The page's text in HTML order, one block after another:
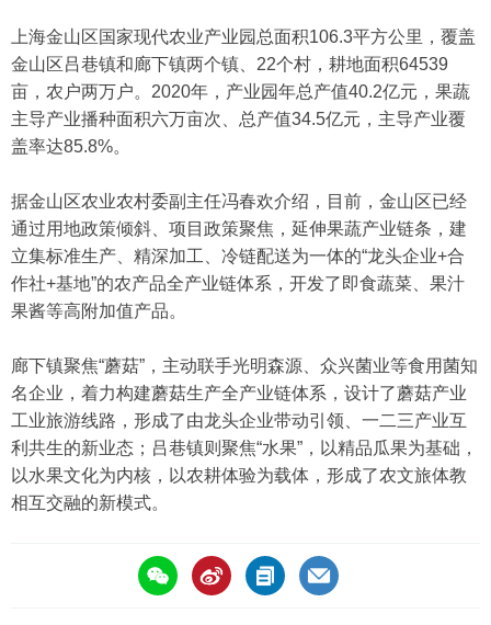
上海金山区国家现代农业产业园总面积106.3平方公里，覆盖
金山区吕巷镇和廊下镇两个镇、22个村，耕地面积64539
亩，农户两万户。2020年，产业园年总产值40.2亿元，果蔬
主导产业播种面积六万亩次、总产值34.5亿元，主导产业覆
盖率达85.8%。
据金山区农业农村委副主任冯春欢介绍，目前，金山区已经
通过用地政策倾斜、项目政策聚焦，延伸果蔬产业链条，建
立集标准生产、精深加工、冷链配送为一体的“龙头企业+合
作社+基地”的农产品全产业链体系，开发了即食蔬菜、果汁
果酱等高附加值产品。
廊下镇聚焦“蘑菇”，主动联手光明森源、众兴菌业等食用菌知
名企业，着力构建蘑菇生产全产业链体系，设计了蘑菇产业
工业旅游线路，形成了由龙头企业带动引领、一二三产业互
利共生的新业态；吕巷镇则聚焦“水果”，以精品瓜果为基础，
以水果文化为内核，以农耕体验为载体，形成了农文旅体教
相互交融的新模式。